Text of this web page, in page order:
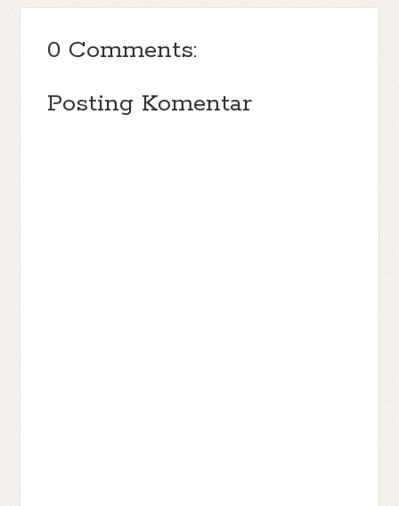
0 Comments:
Posting Komentar